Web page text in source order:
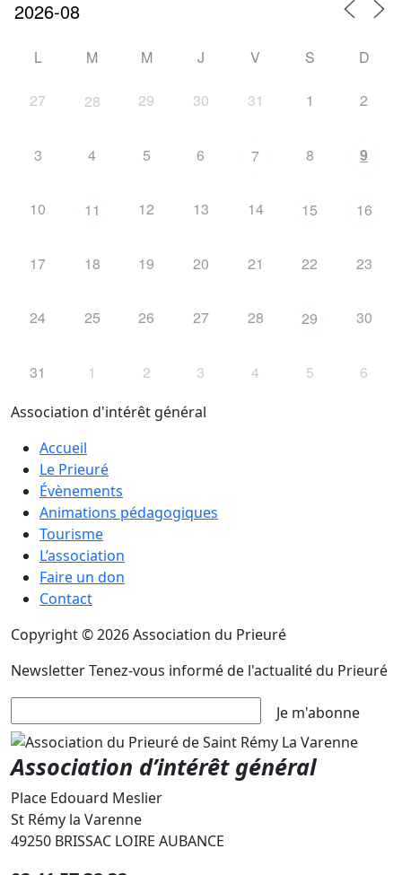
L M M J V S D
27 28 29 30 31 1 2
3 4 5 6 7 8 9
10 11 12 13 14 15 16
17 18 19 20 21 22 23
24 25 26 27 28 29 30
31 1 2 3 4 5 6
Association d'intérêt général
Accueil
Le Prieuré
Évènements
Animations pédagogiques
Tourisme
L’association
Faire un don
Contact
Copyright © 2026 Association du Prieuré
NewsletterTenez-vous informé de l'actualité du Prieuré
Je m'abonne
Association d’intérêt général
Place Edouard Meslier
St Rémy la Varenne
49250 BRISSAC LOIRE AUBANCE